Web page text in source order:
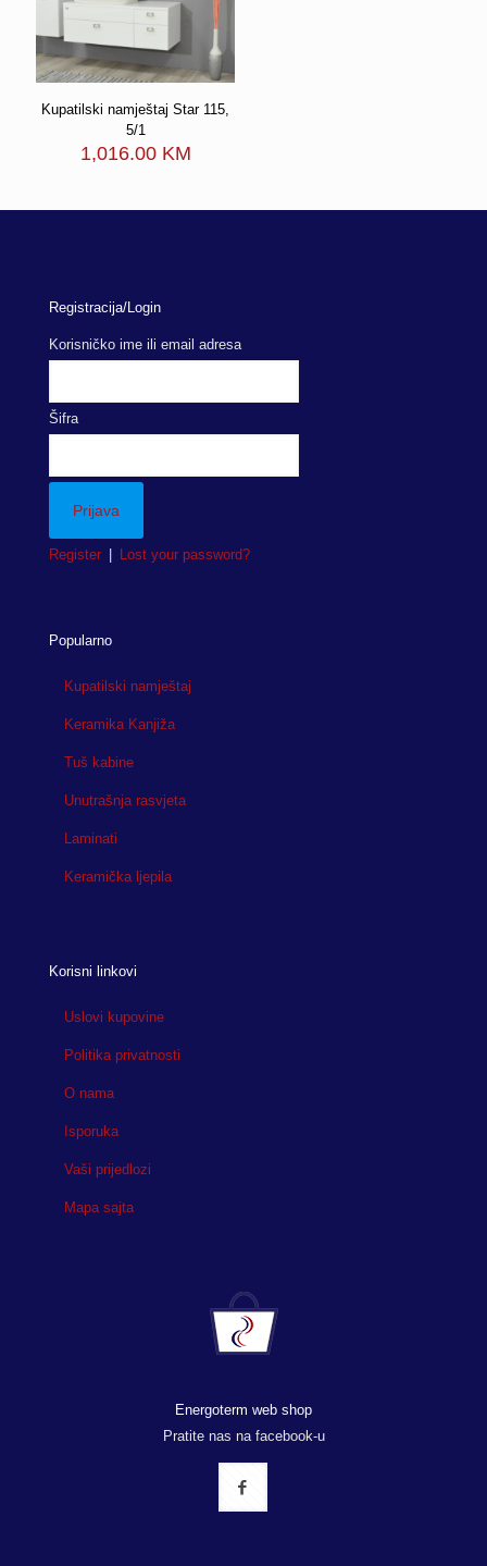
Kupatilski namještaj Star 115,
5/1
1,016.00 KM
Registracija/Login
Korisničko ime ili email adresa
Šifra
Register Lost your password?
Popularno
Kupatilski namještaj
Keramika Kanjiža
Tuš kabine
Unutrašnja rasvjeta
Laminati
Keramička ljepila
Korisni linkovi
Uslovi kupovine
Politika privatnosti
O nama
Isporuka
Vaši prijedlozi
Mapa sajta
Energoterm web shop
Pratite nas na facebook-u